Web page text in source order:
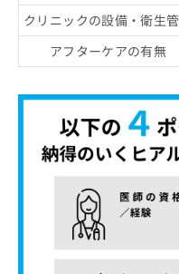
クリニックの設備・衛生
アフターケアの有無